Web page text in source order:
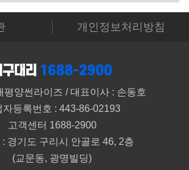
개인정보처리방침
평양썬라이즈 / 대표이사 : 손동호
자등록번호 : 443-86-02193
고객센터 1688-2900
: 경기도 구리시 안골로 46, 2층
(교문동, 광명빌딩)